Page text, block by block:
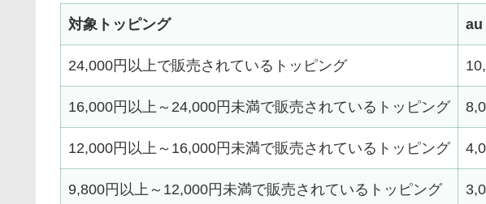
対象トッピング au
24,000円以上で販売されているトッピング
16,000円以上～24,000円未満で販売されているトッピング
12,000円以上～16,000円未満で販売されているトッピング
9,800円以上～12,000円未満で販売されているトッピング